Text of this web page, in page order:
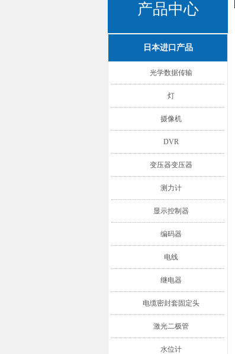
产品中心
日本进口产品
光学数据传输
灯
摄像机
DVR
变压器变压器
测力计
显示控制器
编码器
电线
继电器
电缆密封套固定头
激光二极管
水位计